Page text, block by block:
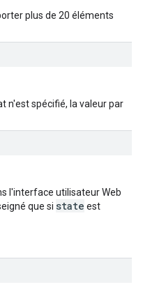
plus de 20 éléments
n'est spécifié, la valeur par
l'interface utilisateur Web
que si state est